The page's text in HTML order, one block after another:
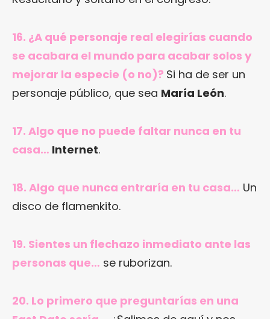
16. ¿A qué personaje real elegirías cuando
se acabara el mundo para acabar solos y
mejorar la especie (o no)? Si ha de ser un
personaje público, que sea María León.
17. Algo que no puede faltar nunca en tu
casa… Internet.
18. Algo que nunca entraría en tu casa… Un
disco de flamenkito.
19. Sientes un flechazo inmediato ante las
personas que… se ruborizan.
20. Lo primero que preguntarías en una